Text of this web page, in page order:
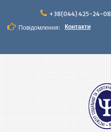
вмісту
+38(044) 425-24-08
Повідомлення:
Контакти